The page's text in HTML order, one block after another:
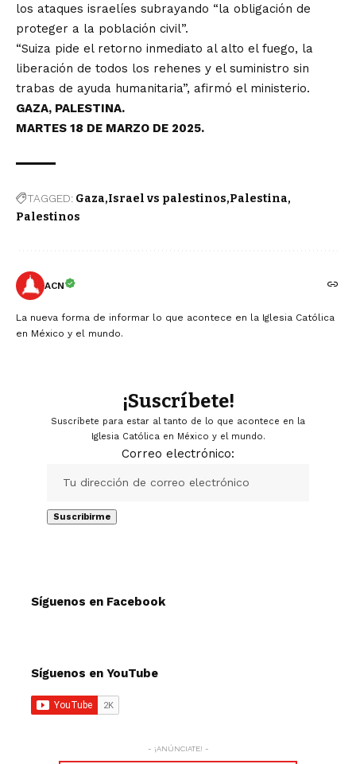
los ataques israelíes subrayando “la obligación de
proteger a la población civil”.
“Suiza pide el retorno inmediato al alto el fuego, la
liberación de todos los rehenes y el suministro sin
trabas de ayuda humanitaria”, afirmó el ministerio.
GAZA, PALESTINA.
MARTES 18 DE MARZO DE 2025.
TAGGED: Gaza Israel vs palestinos Palestina
Palestinos
ACN
La nueva forma de informar lo que acontece en la Iglesia Católica
en México y el mundo.
¡Suscríbete!
Suscríbete para estar al tanto de lo que acontece en la
Iglesia Católica en México y el mundo.
Correo electrónico:
Síguenos en Facebook
Síguenos en YouTube
- ¡ANÚNCIATE! -